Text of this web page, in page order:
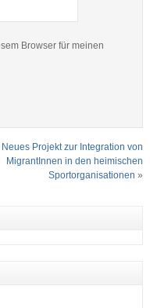
Browser für meinen
Neues Projekt zur Integration von
MigrantInnen in den heimischen
Sportorganisationen »